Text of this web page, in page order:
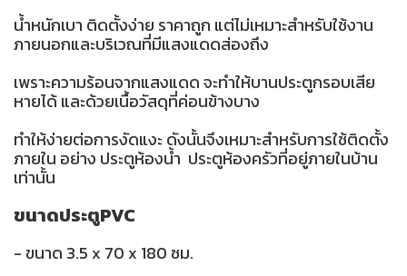
น้ำหนักเบา ติดตั้งง่าย ราคาถูก แต่ไม่เหมาะสำหรับใช้งาน
ภายนอกและบริเวณที่มีแสงแดดส่องถึง
เพราะความร้อนจากแสงแดด จะทำให้บานประตูกรอบเสีย
หายได้ และด้วยเนื้อวัสดุที่ค่อนข้างบาง
ทำให้ง่ายต่อการงัดแงะ ดังนั้นจึงเหมาะสำหรับการใช้ติดตั้ง
ภายใน อย่าง ประตูห้องน้ำ ประตูห้องครัวที่อยู่ภายในบ้าน
เท่านั้น
ขนาดประตูPVC
- ขนาด 3.5 x 70 x 180 ซม.